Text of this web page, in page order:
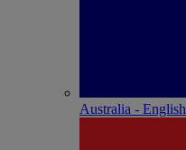
Australia - English